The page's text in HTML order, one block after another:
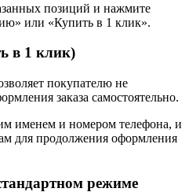
позиций и нажмите
или «Купить в 1 клик».
в 1 клик)
покупателю не
заказа самостоятельно.
именем и номером телефона, и
для продолжения оформления
режиме